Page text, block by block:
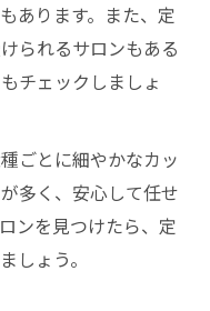
あります。また、定
られるサロンもある
チェックしましょ
ごとに細やかなカッ
多く、安心して任せ
ンを見つけたら、定
しょう。